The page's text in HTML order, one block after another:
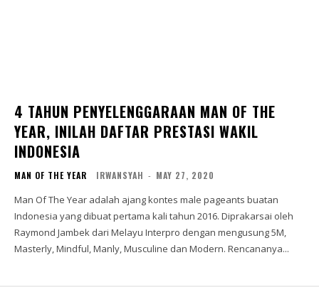
4 TAHUN PENYELENGGARAAN MAN OF THE
YEAR, INILAH DAFTAR PRESTASI WAKIL
INDONESIA
MAN OF THE YEAR IRWANSYAH - MAY 27, 2020
Man Of The Year adalah ajang kontes male pageants buatan
Indonesia yang dibuat pertama kali tahun 2016. Diprakarsai oleh
Raymond Jambek dari Melayu Interpro dengan mengusung 5M,
Masterly, Mindful, Manly, Musculine dan Modern. Rencananya...